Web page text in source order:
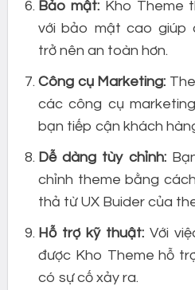
Bảo mật: Kho Theme
với bảo mật cao giúp
trở nên an toàn hơn.
Công cụ Marketing:
các công cụ
bạn tiếp cận khách
Dễ dàng tùy chỉnh:
chỉnh theme bằng
thả từ UX Buider của
Hỗ trợ kỹ thuật:Với
được Kho Theme hỗ
có sự cố xảy ra.